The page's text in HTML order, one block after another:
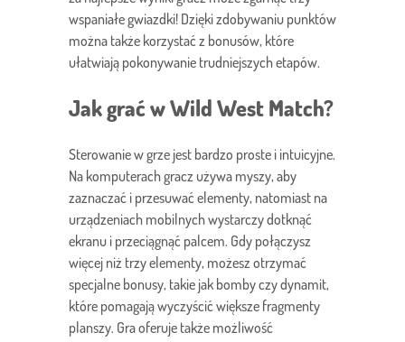
wspaniałe gwiazdki! Dzięki zdobywaniu punktów
można także korzystać z bonusów, które
ułatwiają pokonywanie trudniejszych etapów.
Jak grać w Wild West Match?
Sterowanie w grze jest bardzo proste i intuicyjne.
Na komputerach gracz używa myszy, aby
zaznaczać i przesuwać elementy, natomiast na
urządzeniach mobilnych wystarczy dotknąć
ekranu i przeciągnąć palcem. Gdy połączysz
więcej niż trzy elementy, możesz otrzymać
specjalne bonusy, takie jak bomby czy dynamit,
które pomagają wyczyścić większe fragmenty
planszy. Gra oferuje także możliwość